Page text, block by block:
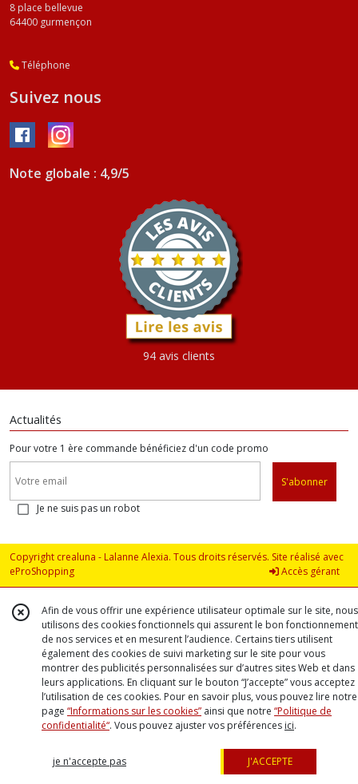
8 place bellevue
64400 gurmençon
Téléphone
Suivez nous
Note globale : 4,9/5
94 avis clients
Actualités
Pour votre 1 ère commande bénéficiez d'un code promo
S'abonner
Je ne suis pas un robot
Copyright crealuna - Lalanne Alexia. Tous droits réservés. Site réalisé avec
eProShopping
Accès gérant
Afin de vous offrir une expérience utilisateur optimale sur le site, nous
utilisons des cookies fonctionnels qui assurent le bon fonctionnement
de nos services et en mesurent l’audience. Certains tiers utilisent
également des cookies de suivi marketing sur le site pour vous
montrer des publicités personnalisées sur d’autres sites Web et dans
leurs applications. En cliquant sur le bouton “J’accepte” vous acceptez
l’utilisation de ces cookies. Pour en savoir plus, vous pouvez lire notre
page “Informations sur les cookies” ainsi que notre “Politique de
confidentialité“. Vous pouvez ajuster vos préférences ici.
je n'accepte pas J'ACCEPTE